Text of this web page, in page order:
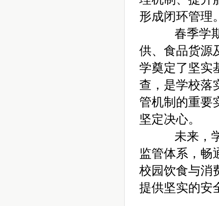
形成闭环管理
春季学期
供、食品货源
学奠定了坚实
查，是学校落
管机制的重要
坚定决心。
未来，学
监管体系，畅
校园饮食与消
提供坚实的安